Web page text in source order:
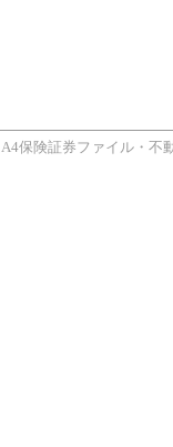
A4保険証券ファイル・不